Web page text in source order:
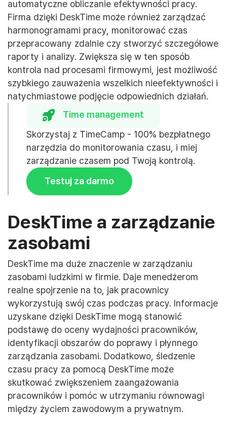
automatyczne obliczanie efektywności pracy.
Firma dzięki DeskTime może również zarządzać
harmonogramami pracy, monitorować czas
przepracowany zdalnie czy stworzyć szczegółowe
raporty i analizy. Zwiększa się w ten sposób
kontrola nad procesami firmowymi, jest możliwość
szybkiego zauważenia wszelkich nieefektywności i
natychmiastowe podjęcie odpowiednich działań.
Time management
Skorzystaj z TimeCamp - 100% bezpłatnego
narzędzia do monitorowania czasu, i miej
zarządzanie czasem pod Twoją kontrolą.
Testuj za darmo
DeskTime a zarządzanie
zasobami
DeskTime ma duże znaczenie w zarządzaniu
zasobami ludzkimi w firmie. Daje menedżerom
realne spojrzenie na to, jak pracownicy
wykorzystują swój czas podczas pracy. Informacje
uzyskane dzięki DeskTime mogą stanowić
podstawę do oceny wydajności pracowników,
identyfikacji obszarów do poprawy i płynnego
zarządzania zasobami. Dodatkowo, śledzenie
czasu pracy za pomocą DeskTime może
skutkować zwiększeniem zaangażowania
pracowników i pomóc w utrzymaniu równowagi
między życiem zawodowym a prywatnym.